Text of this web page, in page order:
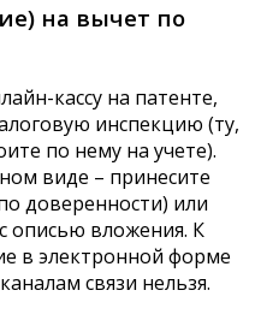
на вычет по
кассу на патенте,
инспекцию (ту,
по нему на учете).
виде – принесите
доверенности) или
описью вложения. К
в электронной форме
связи нельзя.